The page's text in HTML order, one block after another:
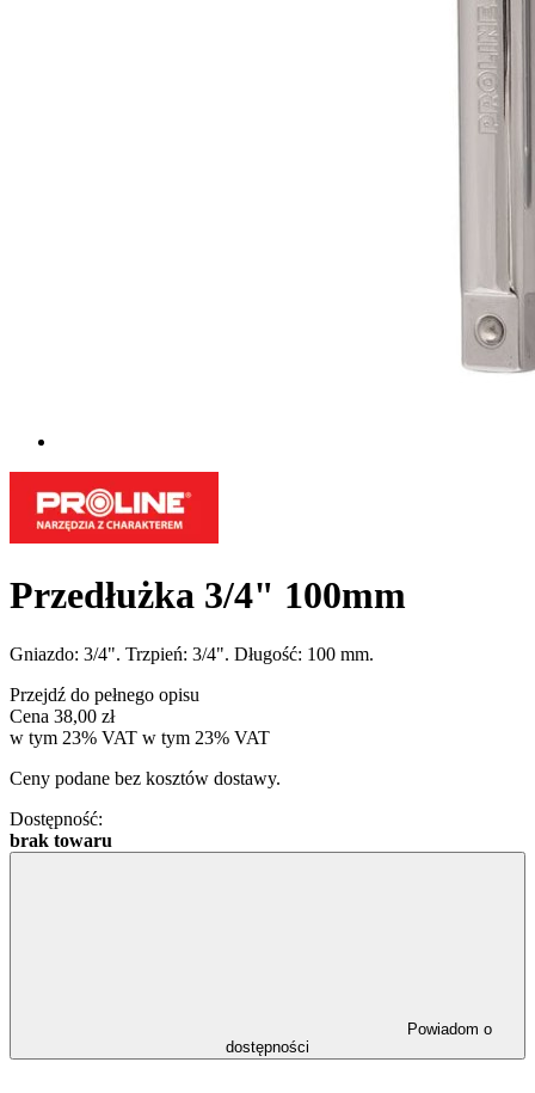
Przedłużka 3/4" 100mm
Gniazdo: 3/4". Trzpień: 3/4". Długość: 100 mm.
Przejdź do pełnego opisu
Cena 38,00 zł
w tym 23% VAT w tym 23% VAT
Ceny podane bez kosztów dostawy.
Dostępność:
brak towaru
dostępności